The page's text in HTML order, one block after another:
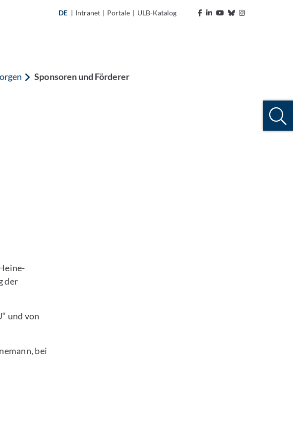
DE | Intranet | Portale | ULB-Katalog
Sponsoren und Förderer
der
und von
bei